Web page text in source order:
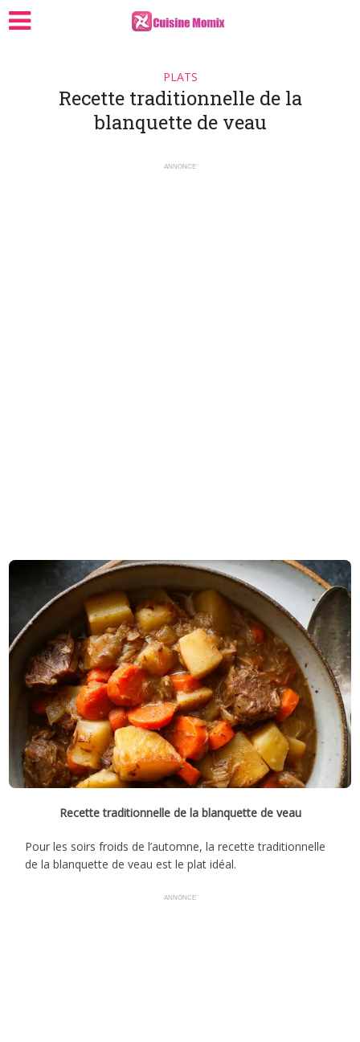
PLATS
Recette traditionnelle de la
blanquette de veau
ANNONCE
Recette traditionnelle de la blanquette de veau
Pour les soirs froids de l’automne, la recette traditionnelle
de la blanquette de veau est le plat idéal.
ANNONCE